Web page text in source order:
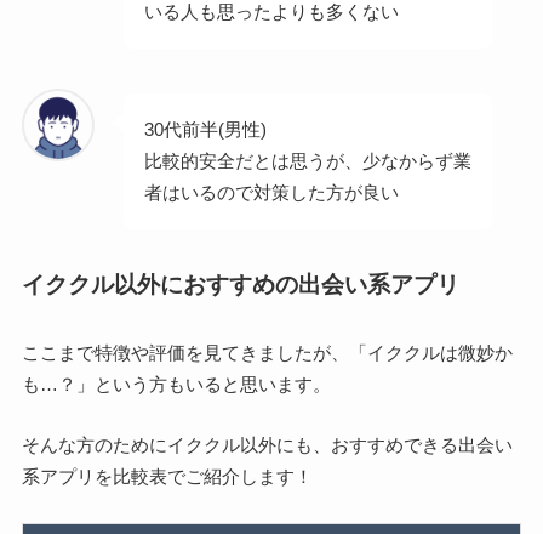
いる人も思ったよりも多くない
30代前半(男性)
比較的安全だとは思うが、少なからず業
者はいるので対策した方が良い
イククル以外におすすめの出会い系アプリ
ここまで特徴や評価を見てきましたが、「イククルは微妙か
も…？」という方もいると思います。
そんな方のためにイククル以外にも、おすすめできる出会い
系アプリを比較表でご紹介します！